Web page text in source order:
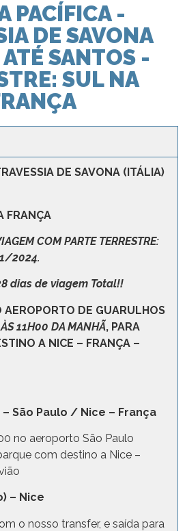
PACÍFICA -
DE SAVONA
SANTOS -
SUL NA
DE SAVONA (ITÁLIA)
FRANÇA
COM PARTE TERRESTRE:
2024.
dias de viagem Total!!
AEROPORTO DE GUARULHOS
11H00 DA MANHÃ, PARA
A NICE – FRANÇA –
– São Paulo / Nice – França
no aeroporto São Paulo
com destino a Nice –
– Nice
o nosso transfer, e saída para